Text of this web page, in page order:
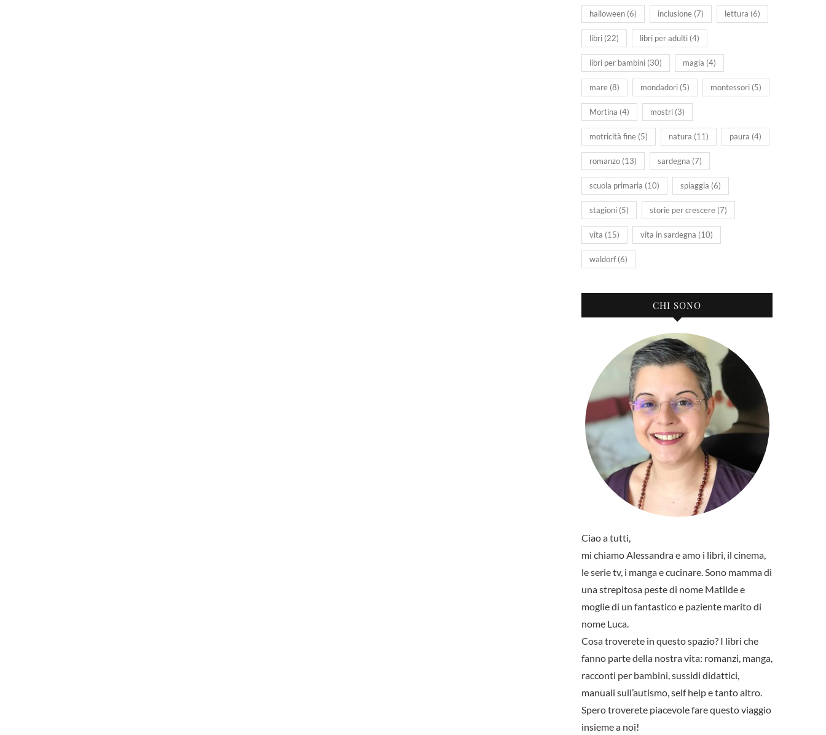
halloween (6) inclusione (7) lettura (6)
libri (22) libri per adulti (4)
libri per bambini (30) magia (4)
mare (8) mondadori (5) montessori (5)
Mortina (4) mostri (3)
motricità fine (5) natura (11) paura (4)
romanzo (13) sardegna (7)
scuola primaria (10) spiaggia (6)
stagioni (5) storie per crescere (7)
vita (15) vita in sardegna (10)
waldorf(6)
CHI SONO
Ciao a tutti,
mi chiamo Alessandra e amo i libri, il cinema,
le serie tv, i manga e cucinare. Sono mamma di
una strepitosa peste di nome Matilde e
moglie di un fantastico e paziente marito di
nome Luca.
Cosa troverete in questo spazio? I libri che
fanno parte della nostra vita: romanzi, manga,
racconti per bambini, sussidi didattici,
manuali sull’autismo, self help e tanto altro.
Spero troverete piacevole fare questo viaggio
insieme a noi!